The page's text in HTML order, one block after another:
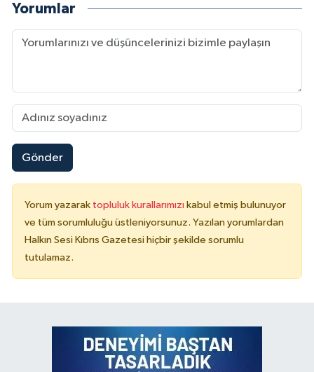
Yorumlar
Gönder
Yorum yazarak topluluk kurallarımızı kabul etmiş bulunuyor
ve tüm sorumluluğu üstleniyorsunuz. Yazılan yorumlardan
Halkın Sesi Kıbrıs Gazetesi hiçbir şekilde sorumlu
tutulamaz.